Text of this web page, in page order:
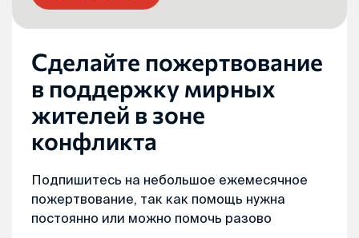
Сделайте пожертвование
в поддержку мирных
жителей в зоне
конфликта
Подпишитесь на небольшое ежемесячное
пожертвование, так как помощь нужна
постоянно или можно помочь разово